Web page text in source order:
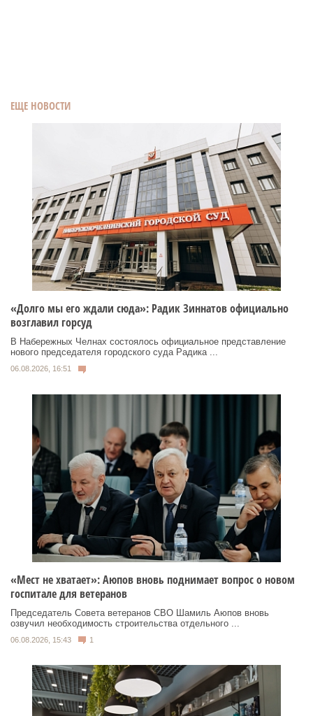
ЕЩЕ НОВОСТИ
«Долго мы его ждали сюда»: Радик Зиннатов официально
возглавил горсуд
В Набережных Челнах состоялось официальное представление
нового председателя городского суда Радика ...
06.08.2026, 16:51
«Мест не хватает»: Аюпов вновь поднимает вопрос о новом
госпитале для ветеранов
Председатель Совета ветеранов СВО Шамиль Аюпов вновь
озвучил необходимость строительства отдельного ...
06.08.2026, 15:43 1